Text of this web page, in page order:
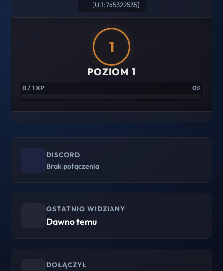
[U:1:765322535]
1
POZIOM 1
0 / 1 XP 0%
DISCORD
Brak połączenia
OSTATNIO WIDZIANY
Dawno temu
DOŁĄCZYŁ